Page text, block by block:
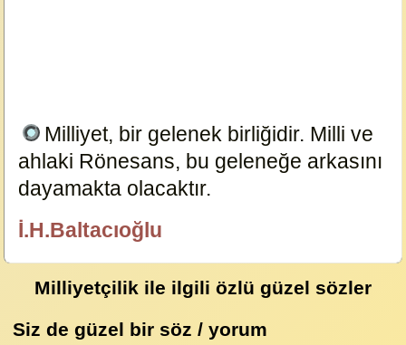
Milliyet, bir gelenek birliğidir. Milli ve
ahlaki Rönesans, bu geleneğe arkasını
dayamakta olacaktır.
İ.H.Baltacıoğlu
Milliyetçilik ile ilgili özlü güzel sözler
Siz de güzel bir söz / yorum